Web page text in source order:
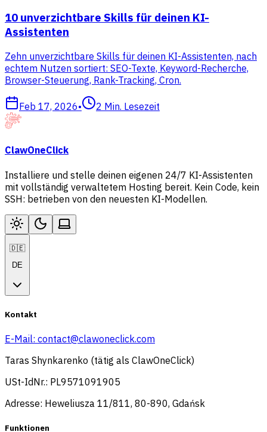
10 unverzichtbare Skills für deinen KI-
Assistenten
Zehn unverzichtbare Skills für deinen KI-Assistenten, nach
echtem Nutzen sortiert: SEO-Texte, Keyword-Recherche,
Browser-Steuerung, Rank-Tracking, Cron.
Feb 17, 2026• 2 Min. Lesezeit
ClawOneClick
Installiere und stelle deinen eigenen 24/7 KI-Assistenten
mit vollständig verwaltetem Hosting bereit. Kein Code, kein
SSH: betrieben von den neuesten KI-Modellen.
🇩🇪
DE
Kontakt
E-Mail: contact@clawoneclick.com
Taras Shynkarenko (tätig als ClawOneClick)
USt-IdNr.: PL9571091905
Adresse: Heweliusza 11/811, 80-890, Gdańsk
Funktionen